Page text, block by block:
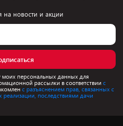
на новости и акции
моих персональных данных для
рассылки в соответствии с
с разъяснением прав, связанных с
последствиями дачи